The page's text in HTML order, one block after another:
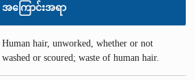
အကြောင်းအရာ
Human hair, unworked, whether or not
washed or scoured; waste of human hair.